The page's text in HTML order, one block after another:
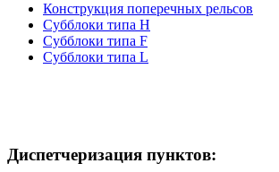
Конструкция поперечных рельсов
Субблоки типа H
Субблоки типа F
Субблоки типа L
Диспетчеризация пунктов: